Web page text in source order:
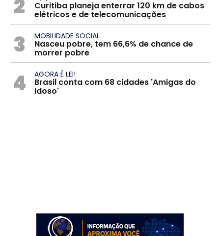
2 Curitiba planeja enterrar 120 km de cabos
elétricos e de telecomunicações
3 MOBILIDADE SOCIAL
Nasceu pobre, tem 66,6% de chance de
morrer pobre
4 AGORA É LEI!
Brasil conta com 68 cidades 'Amigas do
Idoso'